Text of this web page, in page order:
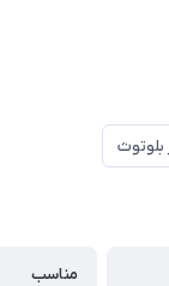
بلوتوث
مناسب